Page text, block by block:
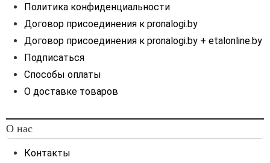
Политика конфиденциальности
Договор присоединения к pronalogi.by
Договор присоединения к pronalogi.by + etalonline.by
Подписаться
Способы оплаты
О доставке товаров
О нас
Контакты